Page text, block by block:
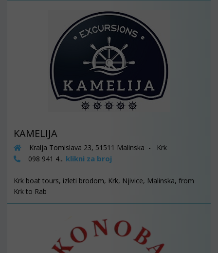
KAMELIJA
Kralja Tomislava 23, 51511 Malinska - Krk
098 941 4... klikni za broj
Krk boat tours, izleti brodom, Krk, Njivice, Malinska, from
Krk to Rab